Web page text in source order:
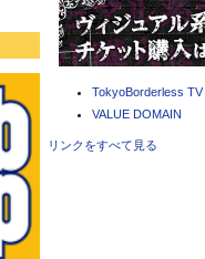
TokyoBorderless TV
VALUE DOMAIN
リンクをすべて見る